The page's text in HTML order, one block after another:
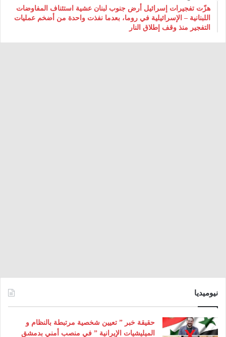
هزّت تفجيرات إسرائيل أرض جنوب لبنان عشية استئناف المفاوضات
اللبنانية – الإسرائيلية في روما، بعدما نفذت واحدة من أضخم عمليات
التفجير منذ وقف إطلاق النار
نيوميديا
حقيقة خبر ” تعيين شخصية مرتبطة بالنظام و
الميليشيات الإيرانية ” في منصب أمني بدمشق